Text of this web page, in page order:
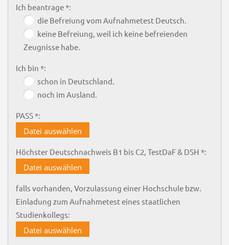
Ich beantrage *:
die Befreiung vom Aufnahmetest Deutsch.
keine Befreiung, weil ich keine befreienden
Zeugnisse habe.
Ich bin *:
schon in Deutschland.
noch im Ausland.
PASS *:
Datei auswählen
Höchster Deutschnachweis B1 bis C2, TestDaF & DSH *:
Datei auswählen
falls vorhanden, Vorzulassung einer Hochschule bzw.
Einladung zum Aufnahmetest eines staatlichen
Studienkollegs:
Datei auswählen